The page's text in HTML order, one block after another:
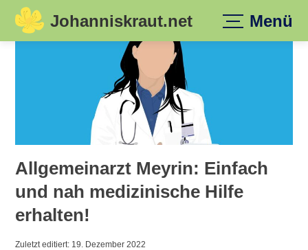
Skip
Johanniskraut.net Menü
Allgemeinarzt Meyrin: Einfach
und nah medizinische Hilfe
erhalten!
Zuletzt editiert: 19. Dezember 2022